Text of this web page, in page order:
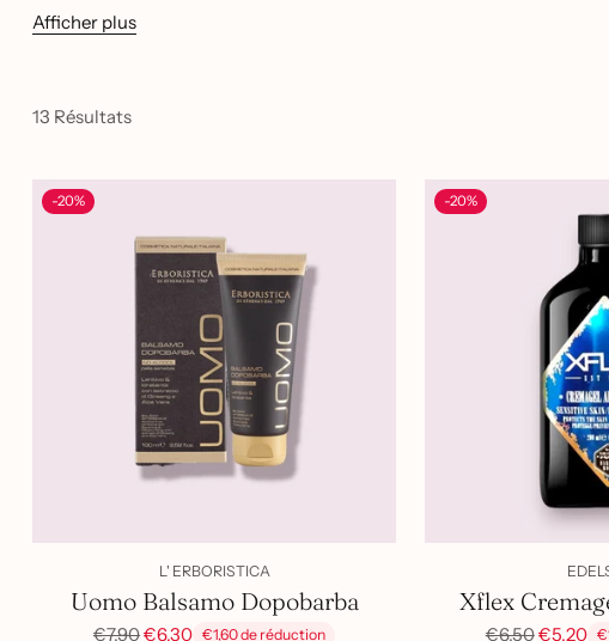
Fragranze durature
Afficher plus
13 Résultats
-20%
L' ERBORISTICA
Uomo Balsamo Dopobarba
Prix
€7,90€6,30 €1,60 de réduction
-20%
Xflex
Prix
€6,50€5,20